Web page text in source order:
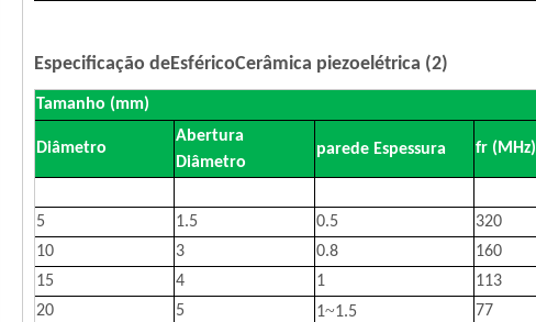
Especificação deEsféricoCerâmica piezoelétrica (2)
Tamanho (mm)
Diâmetro
Abertura
Diâmetro
parede Espessura fr (MHz)
5
1.5 0.5 320
10
3 0.8 160
15
4 1 113
20
5 1~1.5 77